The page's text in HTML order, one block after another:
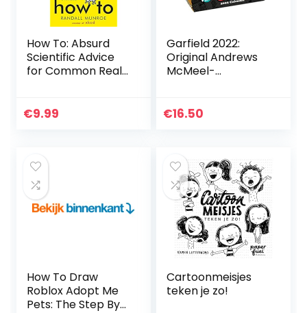
How To: Absurd
Scientific Advice
for Common Real-
Munroe of xkcd
€9.99
Garfield 2022:
Original Andrews
McMeel-
€16.50
How To Draw
Roblox Adopt Me
Pets: The Step By
Cartoonmeisjes
teken je zo!